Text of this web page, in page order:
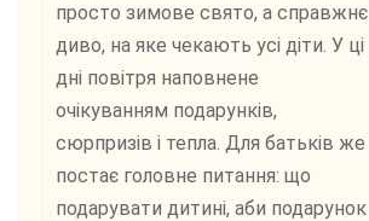
просто зимове свято, а справжнє
диво, на яке чекають усі діти. У ці
дні повітря наповнене
очікуванням подарунків,
сюрпризів і тепла. Для батьків же
постає головне питання: що
подарувати дитині, аби подарунок